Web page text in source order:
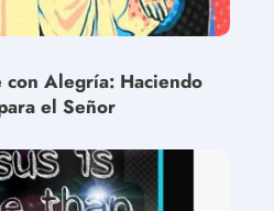
con Alegría: Haciendo
el Señor